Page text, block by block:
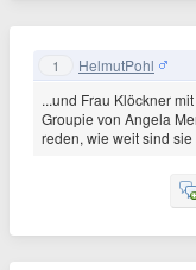
1 HelmutPohl
...und Frau Klöckner
Groupie von Angela
reden, wie weit sind